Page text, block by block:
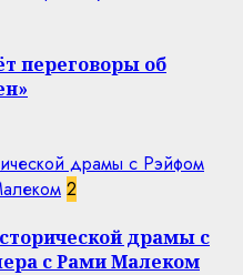
переговоры об
драмы с Рэйфом
2
драмы с
с Рами Малеком